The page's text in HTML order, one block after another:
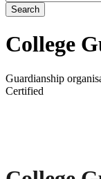
College
Guardianship
Certified